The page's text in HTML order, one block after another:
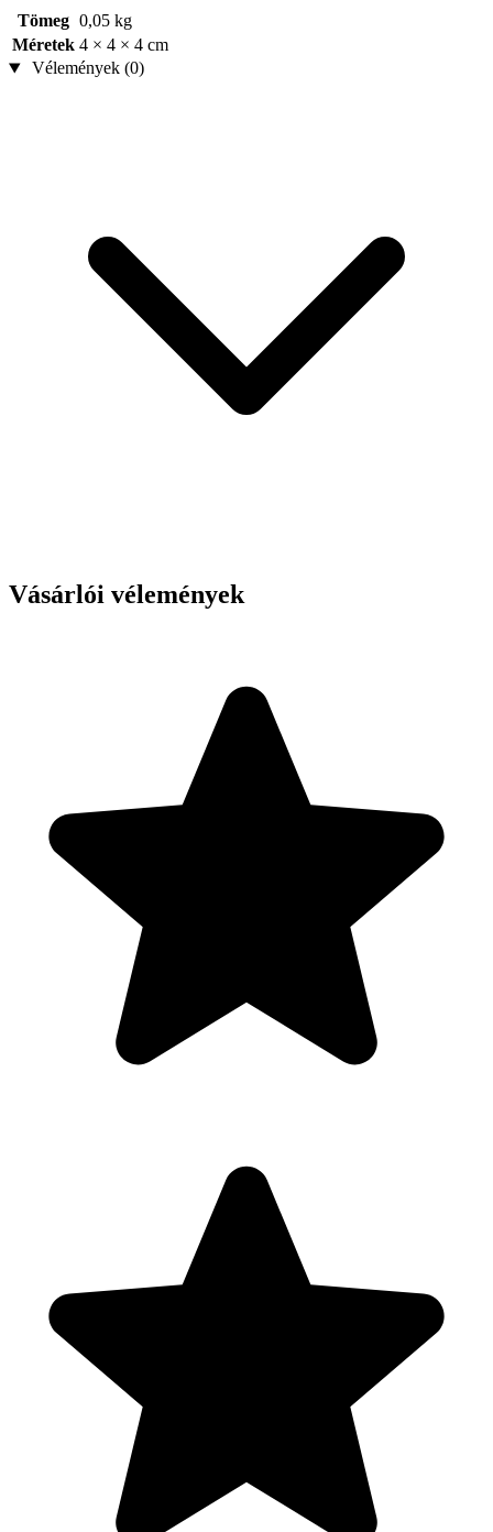
Tömeg 0,05 kg
Méretek 4 × 4 × 4 cm
Vélemények (0)
Vásárlói vélemények